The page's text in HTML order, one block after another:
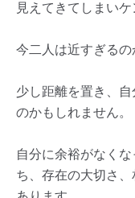
見えてきてしまい
今二人は近すぎるの
少し距離を置き、
のかもしれません。
自分に余裕がなく
ち、存在の大切さ